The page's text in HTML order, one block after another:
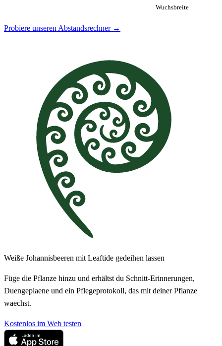
Wuchsbreite
Probiere unseren Abstandsrechner →
Weiße Johannisbeeren mit Leaftide gedeihen lassen
Füge die Pflanze hinzu und erhältst du Schnitt-Erinnerungen,
Duengeplaene und ein Pflegeprotokoll, das mit deiner Pflanze
waechst.
Kostenlos im Web testen